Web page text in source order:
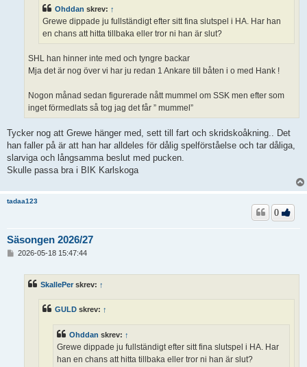
Ohddan skrev: ↑
Grewe dippade ju fullständigt efter sitt fina slutspel i HA. Har han
en chans att hitta tillbaka eller tror ni han är slut?
SHL han hinner inte med och tyngre backar
Mja det är nog över vi har ju redan 1 Ankare till båten i o med Hank !
Nogon månad sedan figurerade nått mummel om SSK men efter som
inget förmedlats så tog jag det får ” mummel”
Tycker nog att Grewe hänger med, sett till fart och skridskoåkning.. Det
han faller på är att han har alldeles för dålig spelförståelse och tar dåliga,
slarviga och långsamma beslut med pucken.
Skulle passa bra i BIK Karlskoga
tadaa123
Säsongen 2026/27
0
2026-05-18 15:47:44
SkallePer skrev: ↑
GULD skrev: ↑
Ohddan skrev: ↑
Grewe dippade ju fullständigt efter sitt fina slutspel i HA. Har
han en chans att hitta tillbaka eller tror ni han är slut?